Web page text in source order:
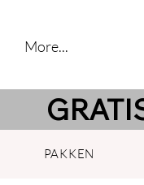
More...
PAKKEN